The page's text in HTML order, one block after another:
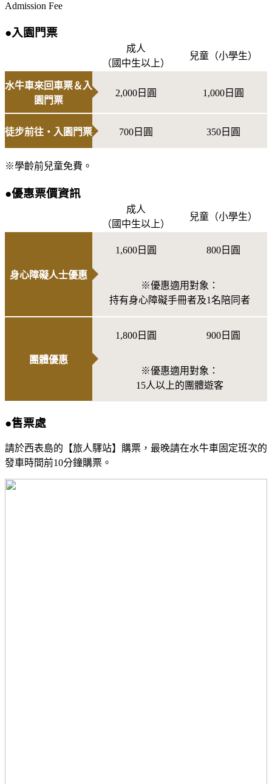
Admission Fee
●入園門票
成人
（國中生以上）
兒童（小學生）
水牛車來回車票＆入
園門票
2,000日圓 1,000日圓
徒步前往・入園門票 700日圓 350日圓
※學齡前兒童免費。
●優惠票價資訊
成人
（國中生以上）
兒童（小學生）
身心障礙人士優惠
1,600日圓 800日圓
※優惠適用對象：
持有身心障礙手冊者及1名陪同者
團體優惠
1,800日圓 900日圓
※優惠適用對象：
15人以上的團體遊客
●售票處
請於西表島的【旅人驛站】購票，最晚請在水牛車固定班次的
發車時間前10分鐘購票。